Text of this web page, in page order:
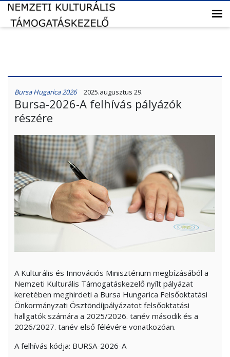
Bursa Hugarica 2026 2025.augusztus 29.
Bursa-2026-A felhívás pályázók
részére
A Kulturális és Innovációs Minisztérium megbízásából a
Nemzeti Kulturális Támogatáskezelő nyílt pályázat
keretében meghirdeti a Bursa Hungarica Felsőoktatási
Önkormányzati Ösztöndíjpályázatot felsőoktatási
hallgatók számára a 2025/2026. tanév második és a
2026/2027. tanév első félévére vonatkozóan.
A felhívás kódja: BURSA-2026-A